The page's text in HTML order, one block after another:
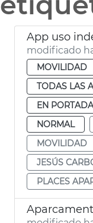
modificado
MOVILIDAD
TODAS LAS
EN PORTADA
NORMAL
MOVILIDAD
JESÚS
PLACES